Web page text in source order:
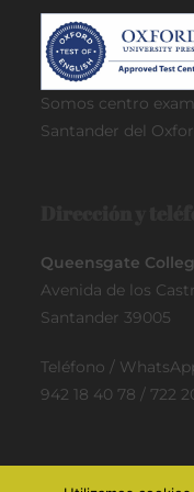
Somos centro
Santander del
Queensgate
Avenida de los
Santander 39005
Teléfono /
942 18 40 78 / 722